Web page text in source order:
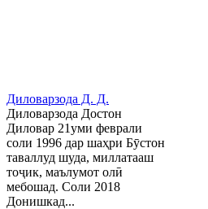
Диловарзода Д. Д.
Диловарзода Достон
Диловар 21уми феврали
соли 1996 дар шаҳри Бӯстон
таваллуд шуда, миллатааш
тоҷик, маълумот олӣ
мебошад. Соли 2018
Донишкад...